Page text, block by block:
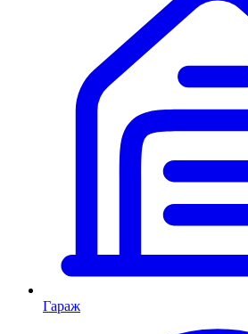
Гараж